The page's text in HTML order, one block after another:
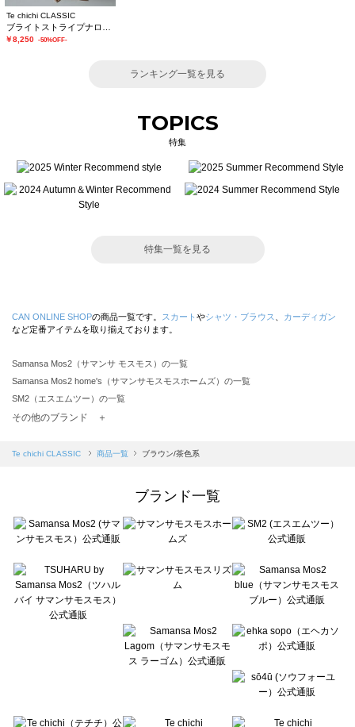
Te chichi CLASSIC
￥8,250 -50%OFF-
ランキング一覧を見る
TOPICS
特集
特集一覧を見る
CAN ONLINE SHOPの商品一覧です。 スカート やシャツ・ブラウス
カーディガン
など定番アイテムを取り揃えております。
Samansa Mos2（サマンサ モスモス）の一覧
Samansa Mos2 home's（サマンサモスモスホームズ）の一覧
SM2（エスエムツー）の一覧
TSUHARU by Samansa Mos2（ツハルバイサマンサモスモス）の一覧
Samansa Mos2 blue（サマンサモスモス ブルー）の一覧
Te chichi（テチチ）の一覧
Te chichi CLASSIC（テチチ クラシック）の一覧
Lugnoncure（ルノンキュール）の一覧
BETTY'S BLUE（べティーズブルー）の一覧
Wpc.（ワールドパーティー）の一覧
その他のブランド ＋
Te chichi CLASSIC 商品一覧 ブラウン/茶色系
ブランド一覧